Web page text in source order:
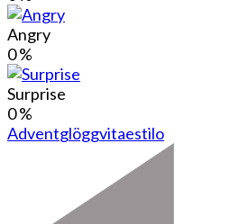
Angry
0%
Surprise
0%
Adventglöggvitaestilo